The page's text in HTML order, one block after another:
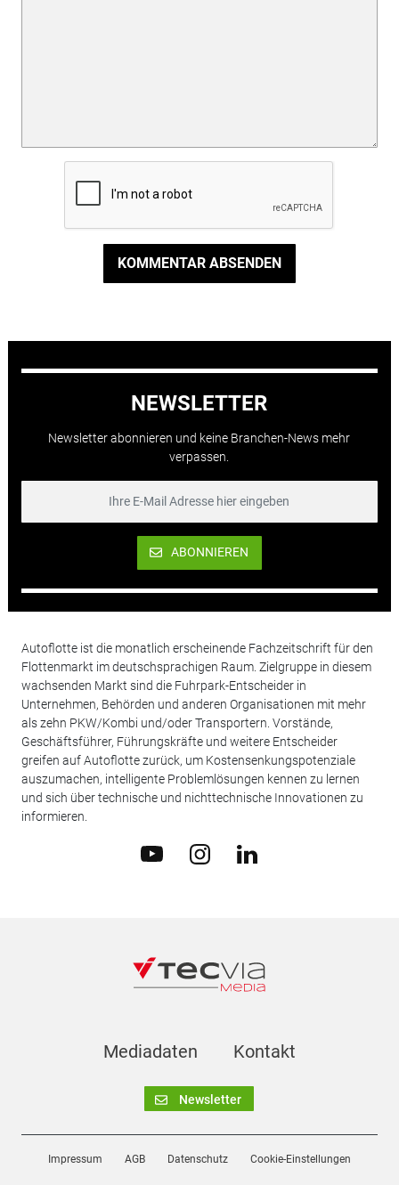
KOMMENTAR ABSENDEN
NEWSLETTER
Newsletter abonnieren und keine Branchen-News mehr
verpassen.
ABONNIEREN
Autoflotte ist die monatlich erscheinende Fachzeitschrift für den
Flottenmarkt im deutschsprachigen Raum. Zielgruppe in diesem
wachsenden Markt sind die Fuhrpark-Entscheider in
Unternehmen, Behörden und anderen Organisationen mit mehr
als zehn PKW/Kombi und/oder Transportern. Vorstände,
Geschäftsführer, Führungskräfte und weitere Entscheider
greifen auf Autoflotte zurück, um Kostensenkungspotenziale
auszumachen, intelligente Problemlösungen kennen zu lernen
und sich über technische und nichttechnische Innovationen zu
informieren.
Mediadaten Kontakt
Newsletter
Impressum AGB Datenschutz Cookie-Einstellungen